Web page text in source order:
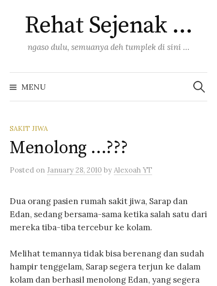
content
Rehat Sejenak …
ngaso dulu, semuanya deh tumplek di sini …
MENU
Search
for:
SAKIT JIWA
Menolong …???
Posted on January 28, 2010 by Alexoah YT
Dua orang pasien rumah sakit jiwa, Sarap dan
Edan, sedang bersama-sama ketika salah satu dari
mereka tiba-tiba tercebur ke kolam.
Melihat temannya tidak bisa berenang dan sudah
hampir tenggelam, Sarap segera terjun ke dalam
kolam dan berhasil menolong Edan, yang segera